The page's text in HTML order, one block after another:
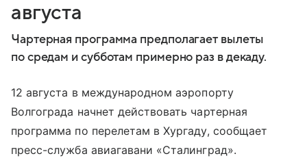
августа
Чартерная программа предполагает вылеты
по средам и субботам примерно раз в декаду.
12 августа в международном аэропорту
Волгограда начнет действовать чартерная
программа по перелетам в Хургаду, сообщает
пресс-служба авиагавани «Сталинград».